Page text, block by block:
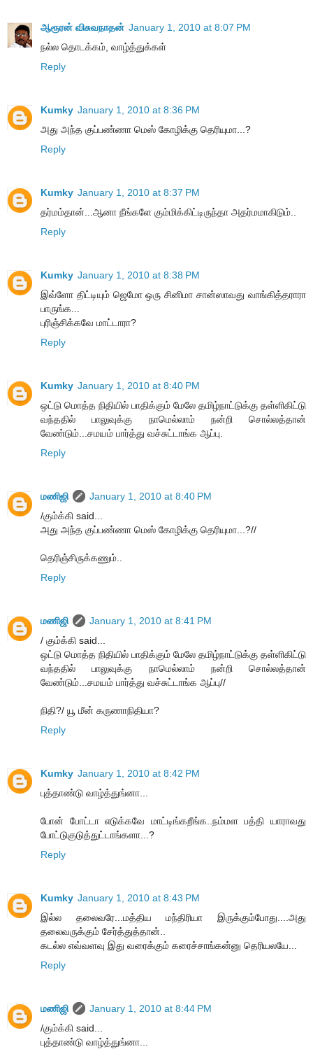
ஆரூரன் விசுவநாதன் January 1, 2010 at 8:07 PM
நல்ல தொடக்கம், வாழ்த்துக்கள்
Reply
Kumky January 1, 2010 at 8:36 PM
அது அந்த குப்பண்ணா மெஸ் கோழிக்கு தெரியுமா...?
Reply
Kumky January 1, 2010 at 8:37 PM
தர்மம்தான்...ஆனா நீங்களே கும்மிக்கிட்டிருந்தா அதர்மமாகிடும்..
Reply
Kumky January 1, 2010 at 8:38 PM
இவ்ளோ திட்டியும் ஜெமோ ஒரு சினிமா சான்ஸாவது வாங்கித்தராரா
பாருங்க...
புரிஞ்சிக்கவே மாட்டாரா?
Reply
Kumky January 1, 2010 at 8:40 PM
ஒட்டு மொத்த நிதியில் பாதிக்கும் மேலே தமிழ்நாட்டுக்கு தள்ளிகிட்டு
வந்ததில் பாலுவுக்கு நாமெல்லாம் நன்றி சொல்லத்தான்
வேண்டும்...சமயம் பார்த்து வச்சுட்டாங்க ஆப்பு.
Reply
மணிஜி
January 1, 2010 at 8:40 PM
/கும்க்கி said...
அது அந்த குப்பண்ணா மெஸ் கோழிக்கு தெரியுமா...?//
தெரிஞ்சிருக்கணும்..
Reply
மணிஜி
January 1, 2010 at 8:41 PM
/ கும்க்கி said...
ஒட்டு மொத்த நிதியில் பாதிக்கும் மேலே தமிழ்நாட்டுக்கு தள்ளிகிட்டு
வந்ததில் பாலுவுக்கு நாமெல்லாம் நன்றி சொல்லத்தான்
வேண்டும்...சமயம் பார்த்து வச்சுட்டாங்க ஆப்பு//
நிதி?/ யூ மீன் கருணாநிதியா?
Reply
Kumky January 1, 2010 at 8:42 PM
புத்தாண்டு வாழ்த்துங்னா...
போன் போட்டா எடுக்கவே மாட்டிங்கறீங்க..நம்மள பத்தி யாராவது
போட்டுகுடுத்துட்டாங்களா...?
Reply
Kumky January 1, 2010 at 8:43 PM
இல்ல தலைவரே...மத்திய மந்திரியா இருக்கும்போது....அது
தலைவருக்கும் சேர்த்துத்தான்..
கடல்ல எவ்வளவு இது வரைக்கும் கரைச்சாங்கன்னு தெரியலயே...
Reply
மணிஜி
January 1, 2010 at 8:44 PM
/கும்க்கி said...
புத்தாண்டு வாழ்த்துங்னா...